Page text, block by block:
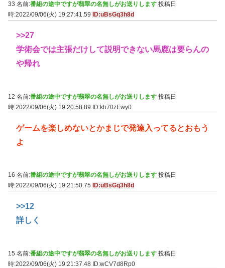
33 名前:番組の途中ですが翡翠の名無しがお送りします 投稿日
時:2022/09/06(火) 19:27:41.59
ID:uBsGq3h8d
>>27
学術会では主張だけして説明できない馬鹿は要らんの
や帰れ
12 名前:番組の途中ですが翡翠の名無しがお送りします 投稿日
時:2022/09/06(火) 19:20:58.89 ID:kh70zEwy0
ゲームを楽しめないとかまじで発達入ってるとおもう
よ
16 名前:番組の途中ですが翡翠の名無しがお送りします 投稿日
時:2022/09/06(火) 19:21:50.75
ID:uBsGq3h8d
>>12
詳しく
15 名前:番組の途中ですが翡翠の名無しがお送りします 投稿日
時:2022/09/06(火) 19:21:37.48 ID:wCV7d8Rp0